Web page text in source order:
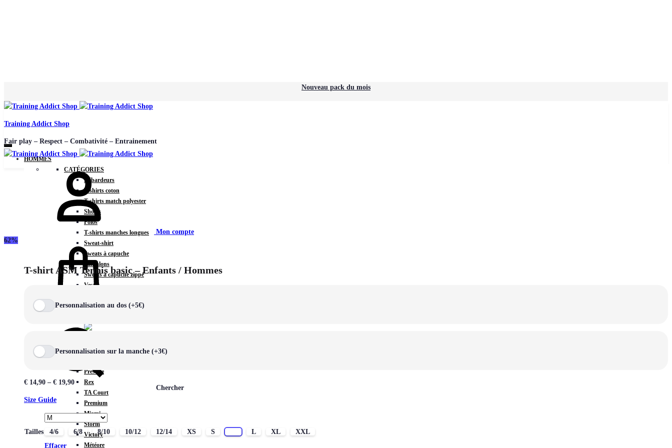
Nouveau pack du mois
Training Addict Shop
Fair play – Respect – Combativité – Entrainement
HOMMES
CATÉGORIES
Débardeurs
T-shirts coton
T-shirts match polyester
Shorts
Polos
T-shirts manches longues
Sweat-shirt
Sweats à capuche
Pantalons
Sweats à capuche zippé
Vestes
Prestige
Rex
TA Court
Premium
Miami
Storm
Victory
Météore
Mon compte
Chercher
62%
T-shirt ASM Tennis basic – Enfants / Hommes
Personnalisation au dos (+5€)
Personnalisation sur la manche (+3€)
€ 14,90 – € 19,90
Size Guide
Tailles 4/6 6/8 8/10 10/12 12/14 XS S L XL
XXL
Effacer